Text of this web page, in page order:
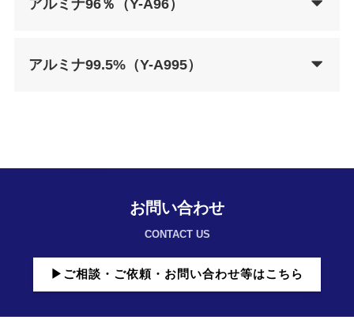
アルミナ96％（Y-A96）
アルミナ99.5%（Y-A995）
お問い合わせ
CONTACT US
▶ご相談・ご依頼・お問い合わせ等はこちら